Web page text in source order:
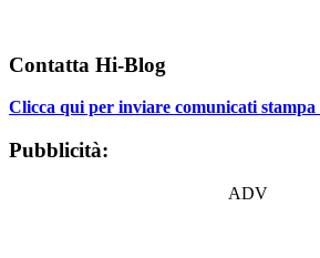
Contatta Hi-Blog
Clicca qui per inviare comunicati
Pubblicità:
ADV